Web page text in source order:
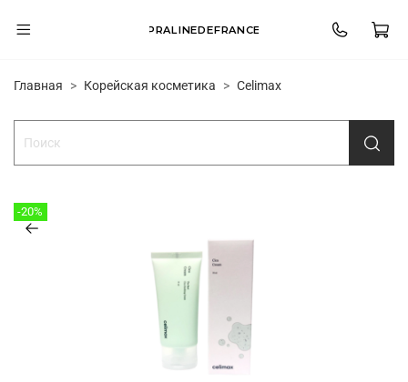
PRALINEDEFRANCE
Главная Корейская косметика Celimax
-20%